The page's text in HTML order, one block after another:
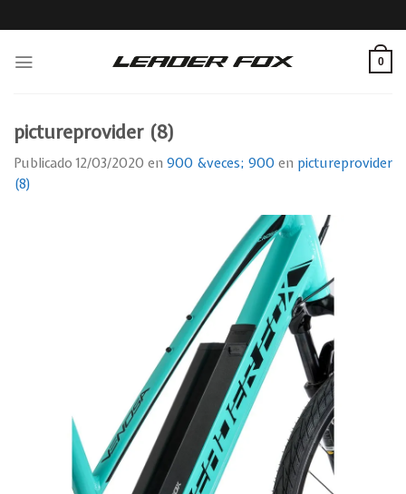
to
0
pictureprovider (8)
Publicado12/03/2020 en 900 &veces; 900 en pictureprovider
(8)